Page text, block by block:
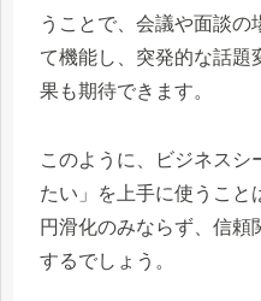
うことで、会議や面談の
て機能し、突発的な話題
果も期待できます。
このように、ビジネスシ
たい」を上手に使うこと
円滑化のみならず、信頼
するでしょう。